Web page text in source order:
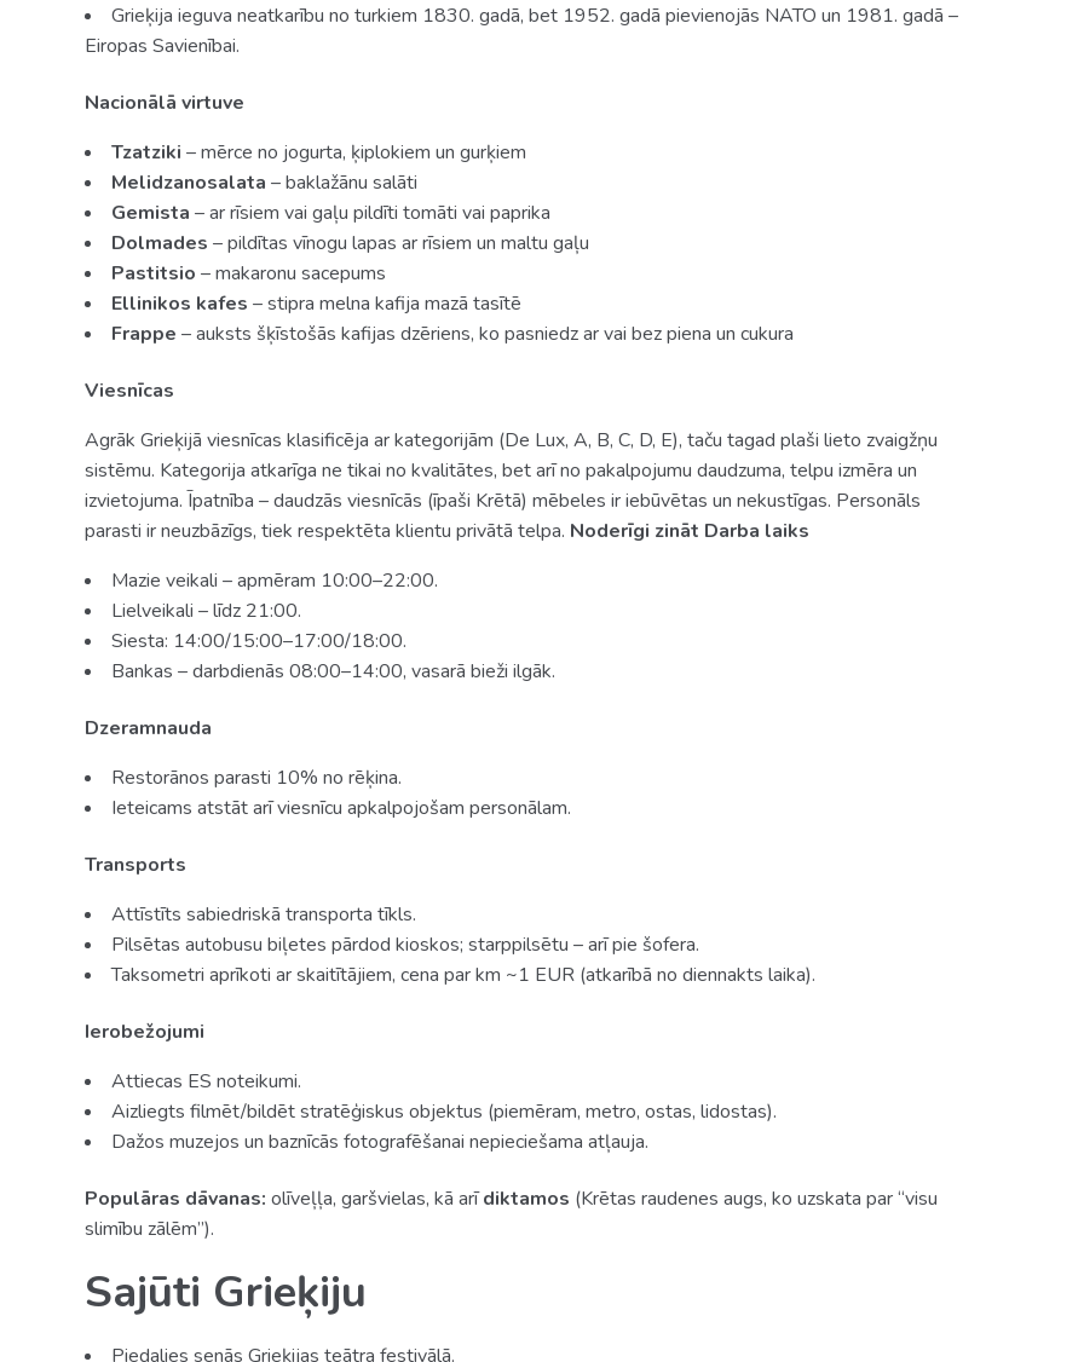
Grieķija ieguva neatkarību no turkiem 1830. gadā, bet 1952. gadā pievienojās NATO un 1981. gadā –
Eiropas Savienībai.
Nacionālā virtuve
Tzatziki – mērce no jogurta, ķiplokiem un gurķiem
Melidzanosalata – baklažānu salāti
Gemista – ar rīsiem vai gaļu pildīti tomāti vai paprika
Dolmades – pildītas vīnogu lapas ar rīsiem un maltu gaļu
Pastitsio – makaronu sacepums
Ellinikos kafes – stipra melna kafija mazā tasītē
Frappe – auksts šķīstošās kafijas dzēriens, ko pasniedz ar vai bez piena un cukura
Viesnīcas
Agrāk Grieķijā viesnīcas klasificēja ar kategorijām (De Lux, A, B, C, D, E), taču tagad plaši lieto zvaigžņu
sistēmu. Kategorija atkarīga ne tikai no kvalitātes, bet arī no pakalpojumu daudzuma, telpu izmēra un
izvietojuma. Īpatnība – daudzās viesnīcās (īpaši Krētā) mēbeles ir iebūvētas un nekustīgas. Personāls
parasti ir neuzbāzīgs, tiek respektēta klientu privātā telpa. Noderīgi zināt Darba laiks
Mazie veikali – apmēram 10:00–22:00.
Lielveikali – līdz 21:00.
Siesta: 14:00/15:00–17:00/18:00.
Bankas – darbdienās 08:00–14:00, vasarā bieži ilgāk.
Dzeramnauda
Restorānos parasti 10% no rēķina.
Ieteicams atstāt arī viesnīcu apkalpojošam personālam.
Transports
Attīstīts sabiedriskā transporta tīkls.
Pilsētas autobusu biļetes pārdod kioskos; starppilsētu – arī pie šofera.
Taksometri aprīkoti ar skaitītājiem, cena par km ~1 EUR (atkarībā no diennakts laika).
Ierobežojumi
Attiecas ES noteikumi.
Aizliegts filmēt/bildēt stratēģiskus objektus (piemēram, metro, ostas, lidostas).
Dažos muzejos un baznīcās fotografēšanai nepieciešama atļauja.
Populāras dāvanas: olīveļļa, garšvielas, kā arīdiktamos (Krētas raudenes augs, ko uzskata par “visu
slimību zālēm”).
Sajūti Grieķiju
Piedalies senās Grieķijas teātra festivālā.